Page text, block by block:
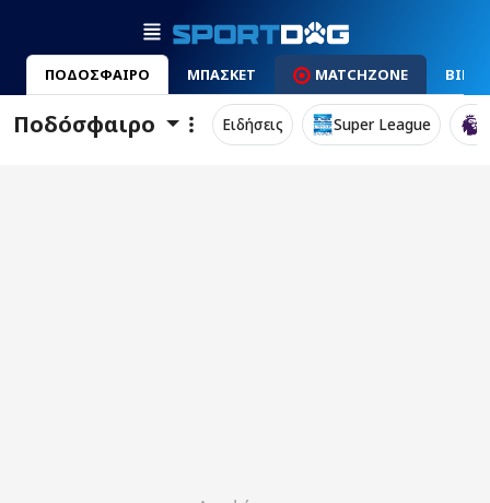
ΠΟΔΟΣΦΑΙΡΟ ΜΠΑΣΚΕΤ MATCHZONE
Ποδόσφαιρο Ειδήσεις Super League